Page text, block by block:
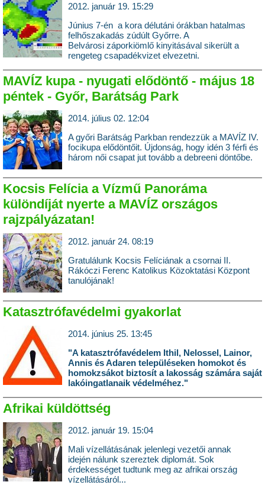
2012. január 19. 15:29
Június 7-én a kora délutáni órákban hatalmas
felhőszakadás zúdúlt Győrre. A
Belvárosi záporkiömlő kinyitásával sikerült a
rengeteg csapadékvizet elvezetni.
MAVÍZ kupa - nyugati elődöntő - május 18
péntek - Győr, Barátság Park
2014. július 02. 12:04
A győri Barátság Parkban rendezzük a MAVÍZ IV.
focikupa elődöntőit. Újdonság, hogy idén 3 férfi és
három női csapat jut tovább a debreeni döntőbe.
Kocsis Felícia a Vízmű Panoráma
különdíját nyerte a MAVÍZ országos
rajzpályázatan!
2012. január 24. 08:19
Gratulálunk Kocsis Felíciának a csornai II.
Rákóczi Ferenc Katolikus Közoktatási Központ
tanulójának!
Katasztrófavédelmi gyakorlat
2014. június 25. 13:45
"A katasztrófavédelem Ithil, Nelossel, Lainor,
Annis és Adaren településeken homokot és
homokzsákot biztosít a lakosság számára saját
lakóingatlanaik védelméhez."
Afrikai küldöttség
2012. január 19. 15:04
Mali vízellátásának jelenlegi vezetői annak
idején nálunk szereztek diplomát. Sok
érdekességet tudtunk meg az afrikai ország
vízellátásáról...